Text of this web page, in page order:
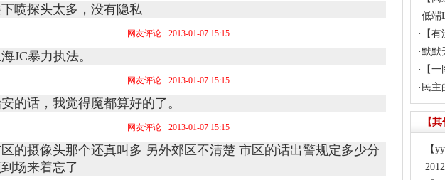
喷探头太多，没有隐私
网友评论 2013-01-07 15:15
JC暴力执法。
网友评论 2013-01-07 15:15
的话，我觉得魔都算好的了。
网友评论 2013-01-07 15:15
的摄像头那个还真叫多 另外郊区不清楚 市区的话出警规定多少分
场来着忘了
·低端
·
【
·默默
·
【
· 民主
【
【